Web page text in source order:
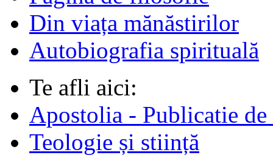
Din viața mănăstirilor
Autobiografia spirituală
Te afli aici:
Apostolia - Publicatie
Teologie și stiință